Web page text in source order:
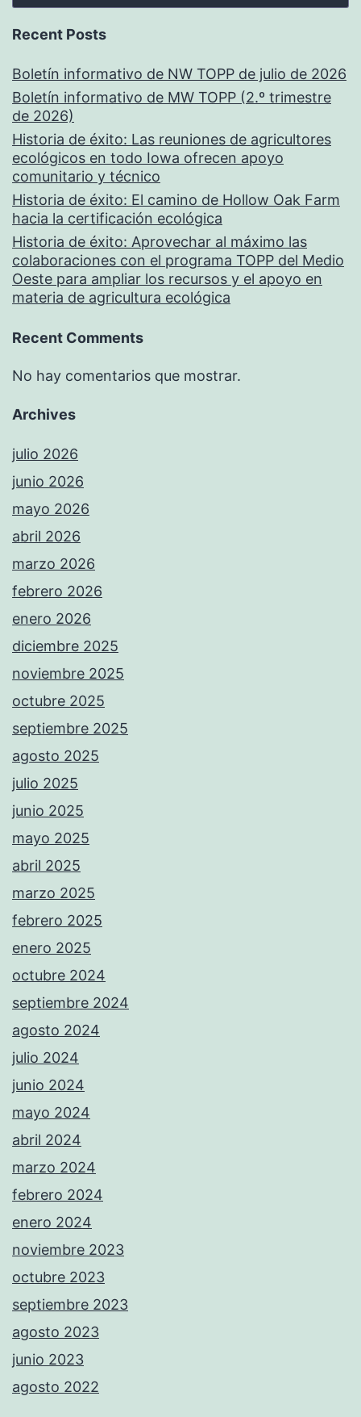
Recent Posts
Boletín informativo de NW TOPP de julio de 2026
Boletín informativo de MW TOPP (2.º trimestre
de 2026)
Historia de éxito: Las reuniones de agricultores
ecológicos en todo Iowa ofrecen apoyo
comunitario y técnico
Historia de éxito: El camino de Hollow Oak Farm
hacia la certificación ecológica
Historia de éxito: Aprovechar al máximo las
colaboraciones con el programa TOPP del Medio
Oeste para ampliar los recursos y el apoyo en
materia de agricultura ecológica
Recent Comments
No hay comentarios que mostrar.
Archives
julio 2026
junio 2026
mayo 2026
abril 2026
marzo 2026
febrero 2026
enero 2026
diciembre 2025
noviembre 2025
octubre 2025
septiembre 2025
agosto 2025
julio 2025
junio 2025
mayo 2025
abril 2025
marzo 2025
febrero 2025
enero 2025
octubre 2024
septiembre 2024
agosto 2024
julio 2024
junio 2024
mayo 2024
abril 2024
marzo 2024
febrero 2024
enero 2024
noviembre 2023
octubre 2023
septiembre 2023
agosto 2023
junio 2023
agosto 2022